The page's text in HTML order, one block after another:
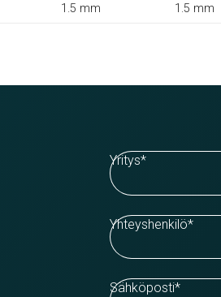
1.5 mm 1.5 mm
Yritys*
Yhteyshenkilö*
Sähköposti*